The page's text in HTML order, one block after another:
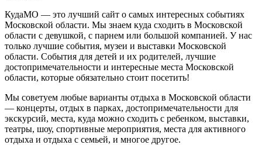
КудаМО — это лучший сайт о самых интересных событиях
Московской области. Мы знаем куда сходить в Московской
области с девушкой, с парнем или большой компанией. У нас
только лучшие события, музеи и выставки Московской
области. События для детей и их родителей, лучшие
достопримечательности и интересные места Московской
области, которые обязательно стоит посетить!
Мы советуем любые варианты отдыха в Московской области
— концерты, отдых в парках, достопримечательности для
экскурсий, места, куда можно сходить с ребенком, выставки,
театры, шоу, спортивные мероприятия, места для активного
отдыха и отдыха с семьей, и многое другое.